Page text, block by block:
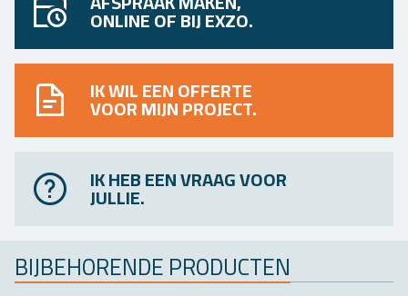
ONLINE OF BIJ EXZO.
IK WIL EEN OFFERTE
VOOR MIJN PROJECT.
IK HEB EEN VRAAG VOOR
JULLIE.
BIJ­BE­HO­REN­DE PRO­DUC­TEN